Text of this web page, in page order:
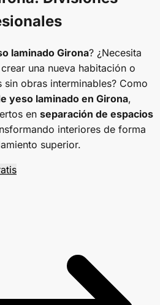
laminado Girona? ¿Necesita
una nueva habitación o
obras interminables? Como
yeso laminado en Girona,
en separación de espacios
interiores de forma
superior.